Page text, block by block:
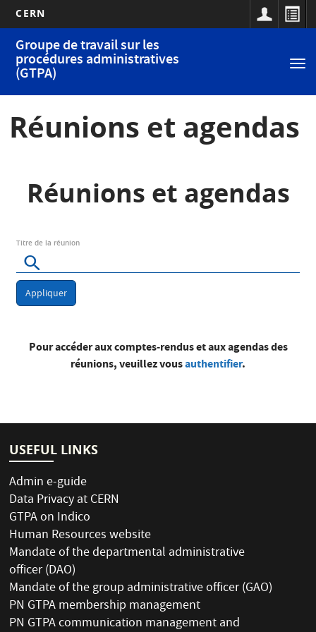
Aller
contenu
principal
CERN
Groupe de travail sur les
procédures administratives
(GTPA)
Navigation
principale
Réunions et agendas
Réunions et agendas
Titre de la réunion
Appliquer
Pour accéder aux comptes-rendus et aux agendas des
réunions, veuillez vousauthentifier.
USEFUL LINKS
Admin e-guide
Data Privacy at CERN
GTPA on Indico
Human Resources website
Mandate of the departmental administrative
officer (DAO)
Mandate of the group administrative officer (GAO)
PN GTPA membership management
PN GTPA communication management and